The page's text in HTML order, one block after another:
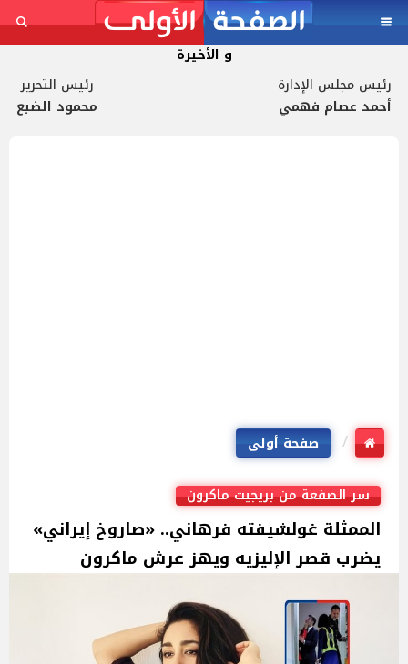
و الأخيرة
رئيس مجلس الإدارة
أحمد عصام فهمي
رئيس التحرير
محمود الضبع
صفحة أولى
سر الصفعة من بريجيت ماكرون
الممثلة غولشيفته فرهاني.. «صاروخ إيراني»
يضرب قصر الإليزيه ويهز عرش ماكرون